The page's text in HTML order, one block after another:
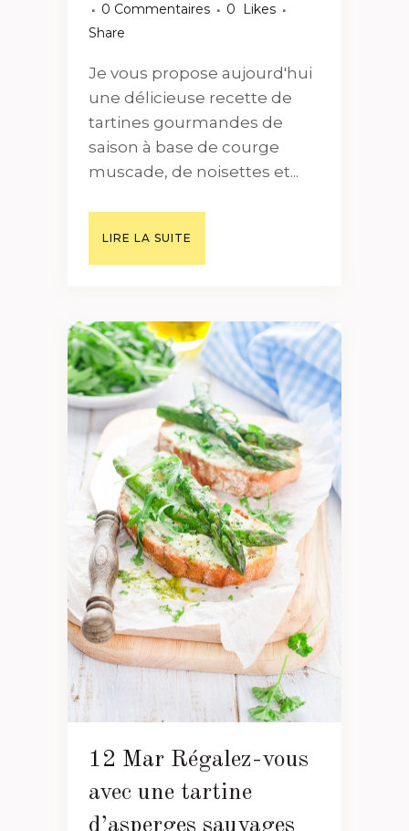
0 Commentaires
0
Likes
Share
Je vous propose aujourd'hui
une délicieuse recette de
tartines gourmandes de
saison à base de courge
muscade, de noisettes et...
LIRE LA SUITE
12 Mar Régalez-vous
avec une tartine
d’asperges sauvages